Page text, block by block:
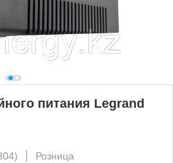
питания Legrand
Розница